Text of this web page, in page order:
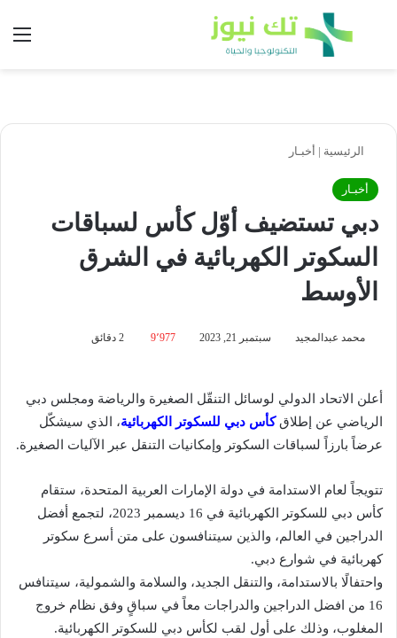
بحث عن
الرئيسية | أخبـار
أخبـار
دبي تستضيف أوّل كأس لسباقات
السكوتر الكهربائية في الشرق
الأوسط
محمد عبدالمجيد سبتمبر 21, 2023 9٬977
أعلن الاتحاد الدولي لوسائل التنقّل الصغيرة والرياضة ومجلس دبي
الرياضي عن إطلاقكأس دبي للسكوتر الكهربائية، الذي سيشكّل
عرضاً بارزاً لسباقات السكوتر وإمكانيات التنقل عبر الآليات الصغيرة.
تتويجاً لعام الاستدامة في دولة الإمارات العربية المتحدة، ستقام
كأس دبي للسكوتر الكهربائية في 16 ديسمبر 2023، لتجمع أفضل
الدراجين في العالم، والذين سيتنافسون على متن أسرع سكوتر
كهربائية في شوارع دبي.
واحتفالًا بالاستدامة، والتنقل الجديد، والسلامة والشمولية، سيتنافس
16 من افضل الدراجين والدراجات معاً في سباقٍ وفق نظام خروج
المغلوب، وذلك على أول لقب لكأس دبي للسكوتر الكهربائية.